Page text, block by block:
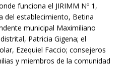
funciona el JIRIMM Nº 1,
del establecimiento, Betina
municipal Maximiliano
Patricia Gigena; el
Ezequiel Faccio; consejeros
y miembros de la comunidad